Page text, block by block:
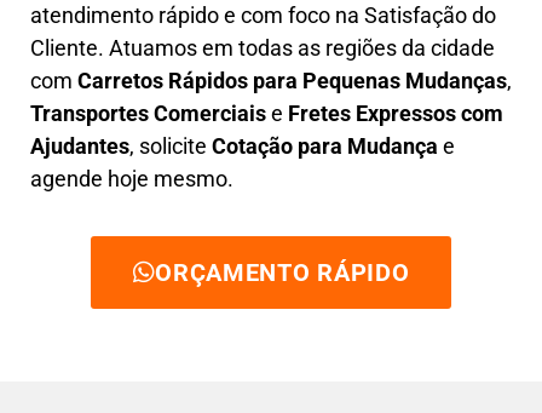
atendimento rápido e com foco na Satisfação do
Cliente. Atuamos em todas as regiões da cidade
com Carretos Rápidos para Pequenas Mudanças,
TransportesComerciaise Fretes Expressos com
Ajudantes, solicite Cotação para Mudança e
agende hoje mesmo.
ORÇAMENTO RÁPIDO